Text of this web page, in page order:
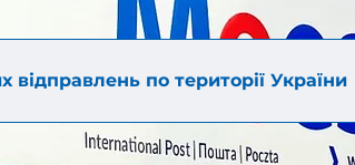
по території України